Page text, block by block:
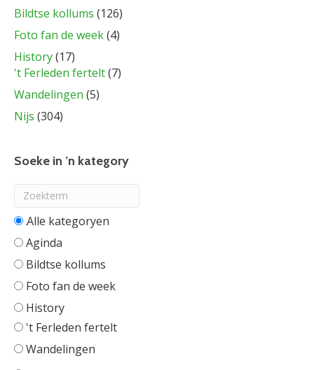
Bildtse kollums (126)
Foto fan de week(4)
History(17)
't Ferleden fertelt(7)
Wandelingen (5)
Nijs (304)
Soeke in ’n kategory
Alle categorieën
Aginda
Bildtse kollums
Foto fan de week
History
't Ferleden fertelt
Wandelingen